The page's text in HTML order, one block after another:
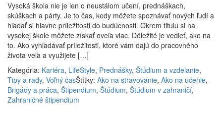
Vysoká škola nie je len o neustálom učení, prednáškach,
skúškach a párty. Je to čas, kedy môžete spoznávať nových ľudí a
hľadať si hlavne príležitosti do budúcnosti. Okrem titulu si na
vysokej škole môžete získať oveľa viac. Dôležité je vedieť, ako na
to. Ako vyhľadávať príležitosti, ktoré vám dajú do pracovného
života veľa a využijete […]
Kategória: Kariéra, LifeStyle, Prednášky, Štúdium a vzdelanie,
Tipy a rady, Voľný časŠtítky: Ako na stravovanie, Ako na učenie,
Brigády a práca, Štipendium, Štúdium, Štúdium v zahraničí,
Zahraničné štipendium